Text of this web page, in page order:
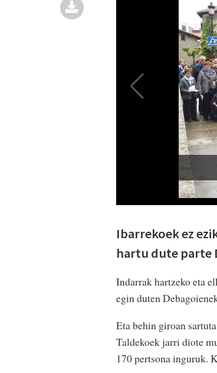
Ibarrekoek ez
hartu dute parte
Indarrak hartzeko eta
egin duten
Eta behin giroan
Taldekoek jarri diote
170 pertsona inguruk.